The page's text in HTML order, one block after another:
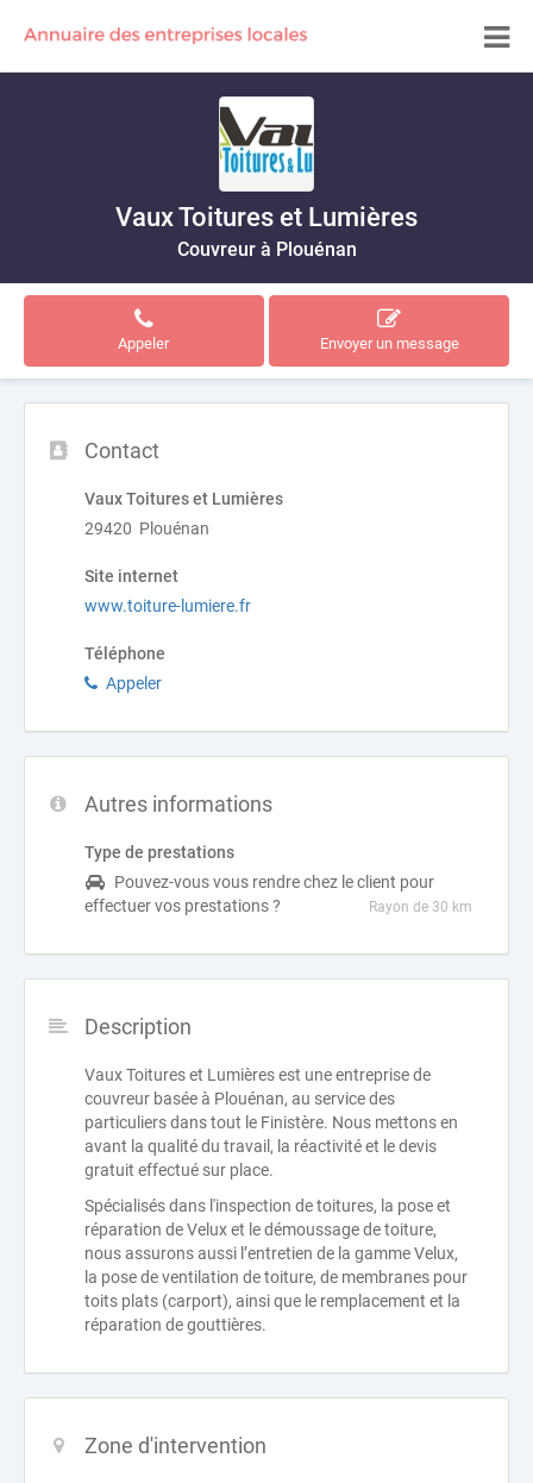
Vaux Toitures et Lumières
Couvreur à Plouénan
Appeler Envoyer un message
Contact
Vaux Toitures et Lumières
29420 Plouénan
Site internet
www.toiture-lumiere.fr
Téléphone
Appeler
Autres informations
Type de prestations
Pouvez-vous vous rendre chez le client pour
effectuer vos prestations ?
Rayon de 30 km
Description
Vaux Toitures et Lumières est une entreprise de
couvreur basée à Plouénan, au service des
particuliers dans tout le Finistère. Nous mettons en
avant la qualité du travail, la réactivité et le devis
gratuit effectué sur place.
Spécialisés dans l'inspection de toitures, la pose et
réparation de Velux et le démoussage de toiture,
nous assurons aussi l’entretien de la gamme Velux,
la pose de ventilation de toiture, de membranes pour
toits plats (carport), ainsi que le remplacement et la
réparation de gouttières.
Zone d'intervention